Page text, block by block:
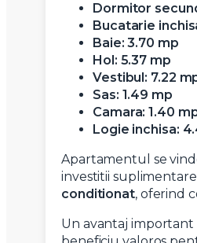
Dormitor
Bucatarie
Baie: 3.70 mp
Hol: 5.37 mp
Vestibul: 7.22
Sas: 1.49 mp
Camara: 1.40
Logie inchisa:
Apartamentul se
investitii
conditionat, oferind
Un avantaj